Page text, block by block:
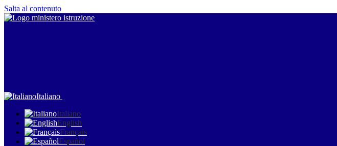
Salta al contenuto
Italiano
Italiano
English
Français
Español